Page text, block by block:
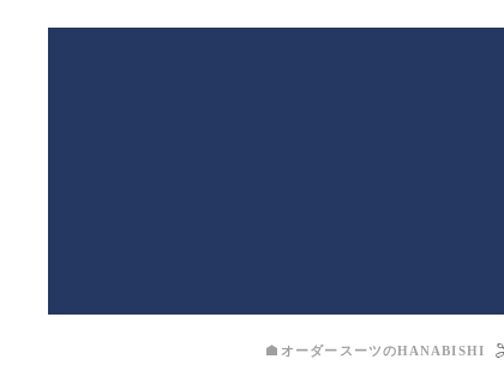
オーダースーツのHANABISHI